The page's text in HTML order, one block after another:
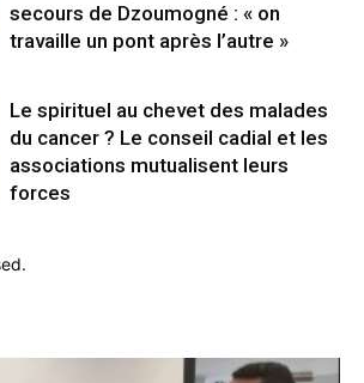
secours de Dzoumogné : « on
travaille un pont après l’autre »
Le spirituel au chevet des malades
du cancer ? Le conseil cadial et les
associations mutualisent leurs
forces